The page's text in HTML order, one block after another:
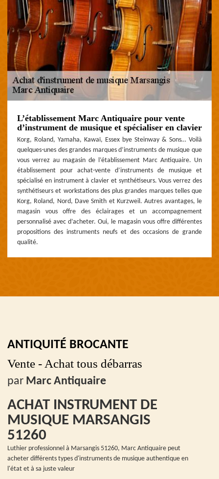
L’établissement Marc Antiquaire pour vente
d’instrument de musique et spécialiser en clavier
Korg, Roland, Yamaha, Kawaï, Essex bye Steinway & Sons… Voilà
quelques-unes des grandes marques d’instruments de musique que
vous verrez au magasin de l’établissement Marc Antiquaire. Un
établissement pour achat-vente d’instruments de musique et
spécialisé en instrument à clavier et synthétiseurs. Vous verrez des
synthétiseurs et workstations des plus grandes marques telles que
Korg, Roland, Nord, Dave Smith et Kurzweil. Autres avantages, le
magasin vous offre des éclairages et un accompagnement
personnalisé avec d’acheter. Oui, le magasin vous offre différentes
propositions des instruments neufs et des occasions de grande
qualité.
ANTIQUITÉ BROCANTE
Vente - Achat tous débarras
par Marc Antiquaire
ACHAT INSTRUMENT DE
MUSIQUE MARSANGIS
51260
Luthier professionnel à Marsangis 51260, Marc Antiquaire peut
acheter différents types d'instruments de musique authentique en
l'état et à sa juste valeur